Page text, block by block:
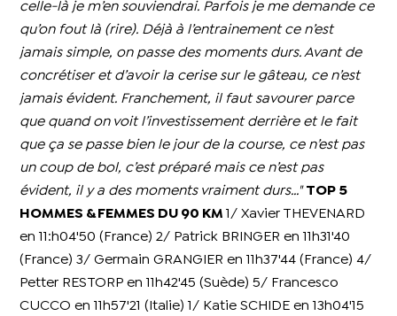
celle-là je m’en souviendrai. Parfois je me demande ce
qu’on fout là (rire). Déjà à l’entrainement ce n’est
jamais simple, on passe des moments durs. Avant de
concrétiser et d’avoir la cerise sur le gâteau, ce n’est
jamais évident. Franchement, il faut savourer parce
que quand on voit l’investissement derrière et le fait
que ça se passe bien le jour de la course, ce n’est pas
un coup de bol, c’est préparé mais ce n’est pas
évident, il y a des moments vraiment durs..." TOP 5
HOMMES & FEMMES DU 90 KM
1/ Xavier THEVENARD
en 11:h04'50 (France) 2/ Patrick BRINGER en 11h31'40
(France) 3/ Germain GRANGIER en 11h37'44 (France) 4/
Petter RESTORP en 11h42'45 (Suède) 5/ Francesco
CUCCO en 11h57'21 (Italie) 1/ Katie SCHIDE en 13h04'15